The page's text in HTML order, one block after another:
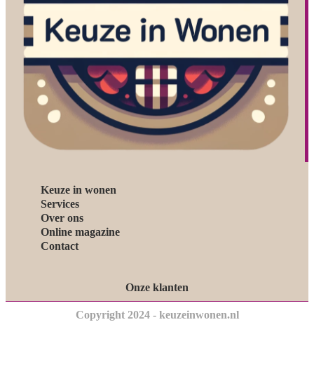
Keuze in wonen
Services
Over ons
Online magazine
Contact
Onze klanten
Copyright 2024 - keuzeinwonen.nl